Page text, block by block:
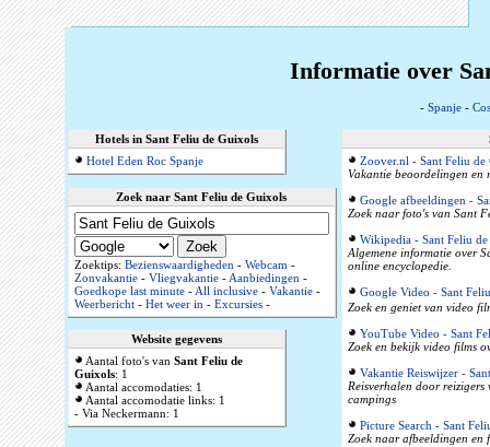
Informatie over
- Spanje -
Hotels in Sant Feliu de Guixols
Hotel Eden Roc Spanje
Zoek naar Sant Feliu de Guixols
Zoektips: Bezienswaardigheden- Webcam-
Zonvakantie- Vliegvakantie-Aanbiedingen-
Goedkope last minute-All inclusive- Vakantie-
Weerbericht- Het weer in- Excursies-
Website gegevens
Aantal foto's van Sant Feliu de
Guixols: 1
Aantal accomodaties: 1
Aantal accomodatie links: 1
- Via Neckermann: 1
Zoover.nl - Sant Feliu de
Vakantie beoordelingen en
Google afbeeldingen -
Zoek naar foto's van Sant
Wikipedia - Sant Feliu
Algemene informatie over
online encyclopedie.
Google Video - Sant
Zoek en geniet van video
YouTube Video - Sant
Zoek en bekijk video films
Vakantie Reiswijzer -
Reisverhalen door reizigers
campings
Picture Search - Sant
Zoek naar afbeeldingen en